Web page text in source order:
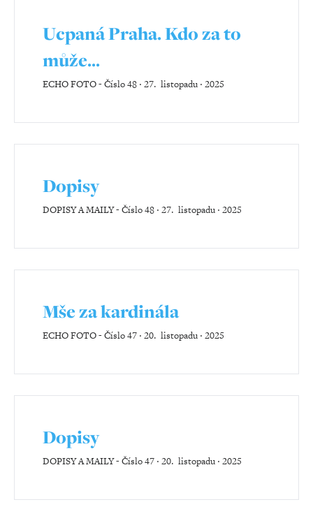
Ucpaná Praha. Kdo za to
může...
ECHO FOTO-Číslo 48 ‧ 27. listopadu ‧ 2025
Dopisy
DOPISY A MAILY-Číslo 48 ‧ 27. listopadu ‧ 2025
Mše za kardinála
ECHO FOTO-Číslo 47 ‧ 20. listopadu ‧ 2025
Dopisy
DOPISY A MAILY-Číslo 47 ‧ 20. listopadu ‧ 2025